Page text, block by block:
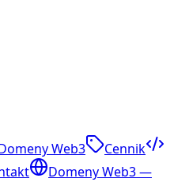
Web3
Cennik
Domeny Web3 —